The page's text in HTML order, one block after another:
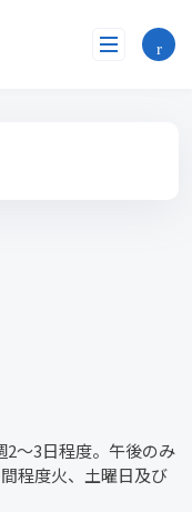
～3日程度。午後のみ
程度火、土曜日及び